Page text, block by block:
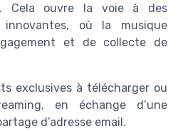
Cela ouvre la voie à des
innovantes, où la musique
et de collecte de
exclusives à télécharger ou
en échange d’une
d’adresse email.